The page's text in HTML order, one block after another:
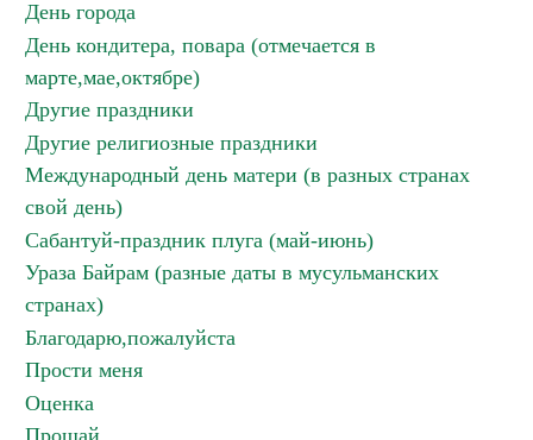
День города
День кондитера, повара (отмечается в
марте,мае,октябре)
Другие праздники
Другие религиозные праздники
Международный день матери (в разных странах
свой день)
Сабантуй-праздник плуга (май-июнь)
Ураза Байрам (разные даты в мусульманских
странах)
Благодарю,пожалуйста
Прости меня
Оценка
Прощай